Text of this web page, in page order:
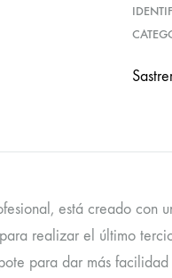
está creado con
realizar el último
para dar más